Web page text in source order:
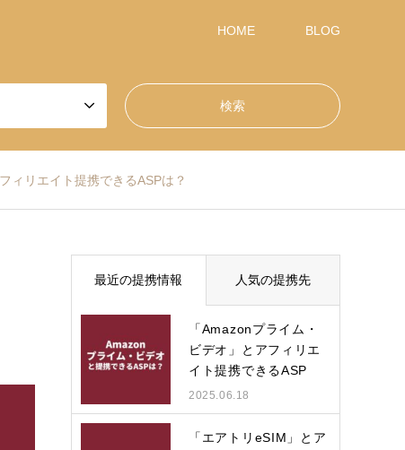
HOME BLOG
ィリエイト提携できるASPは？
最近の提携情報 人気の提携先
「Amazonプライム・
ビデオ」とアフィリエ
イト提携できるASP
は？
2025.06.18
「エアトリeSIM」とア